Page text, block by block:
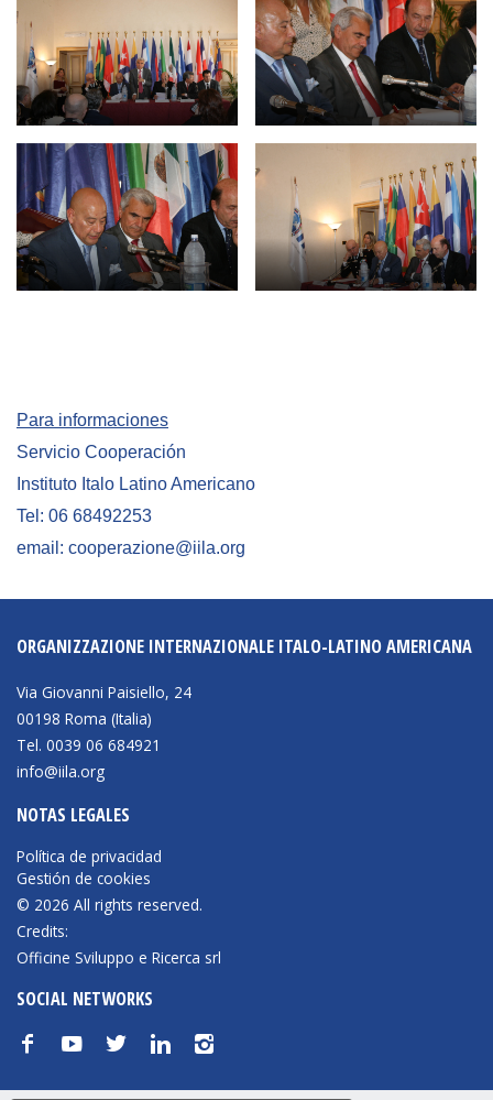
Para informaciones
Servicio Cooperación
Instituto Italo Latino Americano
Tel: 06 68492253
email: cooperazione@iila.org
ORGANIZZAZIONE INTERNAZIONALE ITALO-LATINO AMERICANA
Via Giovanni Paisiello, 24
00198 Roma (Italia)
Tel. 0039 06 684921
info@iila.org
NOTAS LEGALES
Política de privacidad
Gestión de cookies
© 2026 All rights reserved.
Credits:
Officine Sviluppo e Ricerca srl
SOCIAL NETWORKS
f y t n i